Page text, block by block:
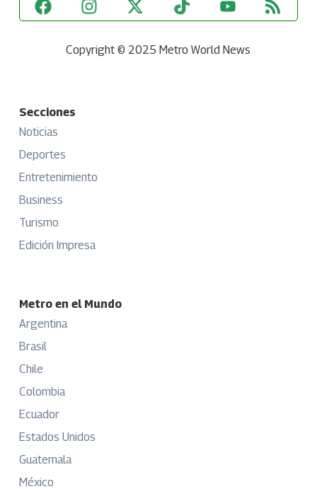
Copyright © 2025 Metro World News
Secciones
Noticias
Deportes
Entretenimiento
Business
Turismo
Edición Impresa
Metro en el Mundo
Argentina
Brasil
Chile
Colombia
Ecuador
Estados Unidos
Guatemala
México